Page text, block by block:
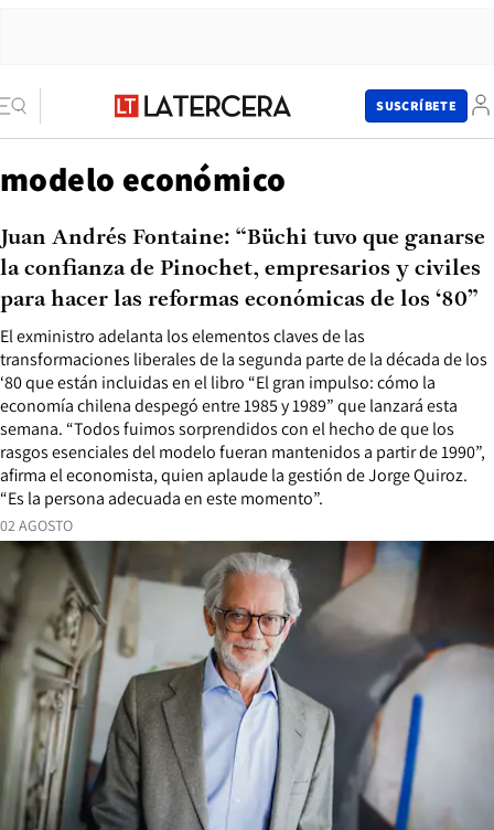
SUSCRÍBETE
modelo económico
02 AGOSTO
El exministro adelanta los elementos claves de las
transformaciones liberales de la segunda parte de la década de los
‘80 que están incluidas en el libro “El gran impulso: cómo la
economía chilena despegó entre 1985 y 1989” que lanzará esta
semana. “Todos fuimos sorprendidos con el hecho de que los
rasgos esenciales del modelo fueran mantenidos a partir de 1990”,
afirma el economista, quien aplaude la gestión de Jorge Quiroz.
“Es la persona adecuada en este momento”.
Juan Andrés Fontaine: “Büchi tuvo que ganarse
la confianza de Pinochet, empresarios y civiles
para hacer las reformas económicas de los ‘80”